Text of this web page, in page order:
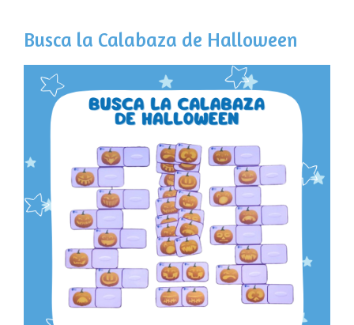
Busca la Calabaza de Halloween